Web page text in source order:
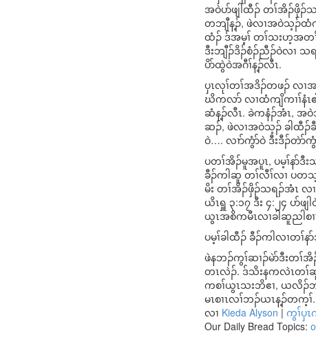
အဝဲပာ်ဖျါထီၣ် တၢ်အိၣ်ဖှိ
တဘျီန့ၣ်, ဖဲလၢအဝဲသ့ၣ်ထံ
ထံၣ် ဒ်အမ့ၢ် တၢ်သးဟ့အတ
ဒီးဘျီၣ်ဒိၣ်စံၣ်ညီၣ်ဝဲလၢ
ပိာ်ထွဲဝဲအဂီၢ်န့ၣ်လီၤ.
ပှၤလုၢ်တၢ်အဒိၣ်တဖၣ် လၢ
ဃိကလာ် လၢထံကျိကၢၢ်နံၤဧ
ဆံန့ၣ်လီၤ. ခဲကနံၣ်အံၤ, အဝဲ
ဆၣ်, ဖဲလၢအဝဲသ့ၣ် ခါထီၣ်ခီ
ဝဲ…. လၢာ်ကွံာ်ဝဲ ဒီးဒီၣ်တဲာ်
ပတၢ်အိၣ်မူအပူၤ, ပမ့ၢ်နာ်ဒီ
ခီၣ်ကါဆူ တၢ်လီၢ်လၢ ပတ
မိး တၢ်အိၣ်ဖှိၣ်သရၣ်အံၤ လ
ယိၤရှူ ၃:၁၇ ဒီး ၄:၂၄ ပာ်
ယွၤအစိကမီၤလၢခါဆူညါ
ပမ့ၢ်ခါထီၣ် ခီၣ်ကါလၢတၢ်
ဖဲနဘၣ်ကွၢ်ဆၢၣ်မဲာ်ဒီးတၢ်
တၤလဲၣ်. ဒ်သိးနကလဲၤတၢ်ဆူ
ကစၢ်ယွၤသးဘိဧၢ, ယလိၣ်ဘ
မၤစၢၤလၢ်ဘၣ်ယၤန့ၣ်တက့ၢ်.
လၢ Kieda Alyson| ကွၢ်ပှ
Our Daily Bread Topics: